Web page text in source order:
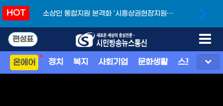
HOT
소상인 통합지원 본격화 ‘시흥상권현장지원단’
편성표
온에어 정치 복지 사회기업 문화생활 스포츠 지